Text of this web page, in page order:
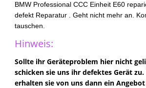
BMW Professional CCC Einheit E60
defekt Reparatur . Geht nicht mehr an.
tauschen.
Hinweis:
Sollte ihr Geräteproblem hier nicht
schicken sie uns ihr defektes Gerät
erhalten sie von uns dann ein